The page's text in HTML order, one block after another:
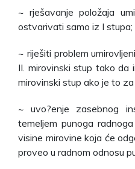
~ rješavanje položaja
ostvarivati samo iz I stupa;
~ riješiti problem
II. mirovinski stup tako da
mirovinski stup ako je to
~ uvo?enje zasebnog
temeljem punoga
visine mirovine koja će
proveo u radnom odnosu